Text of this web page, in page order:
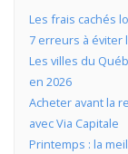
Les frais cachés
7 erreurs à éviter
Les villes du
en 2026
Acheter avant la
avec Via Capitale
Printemps : la